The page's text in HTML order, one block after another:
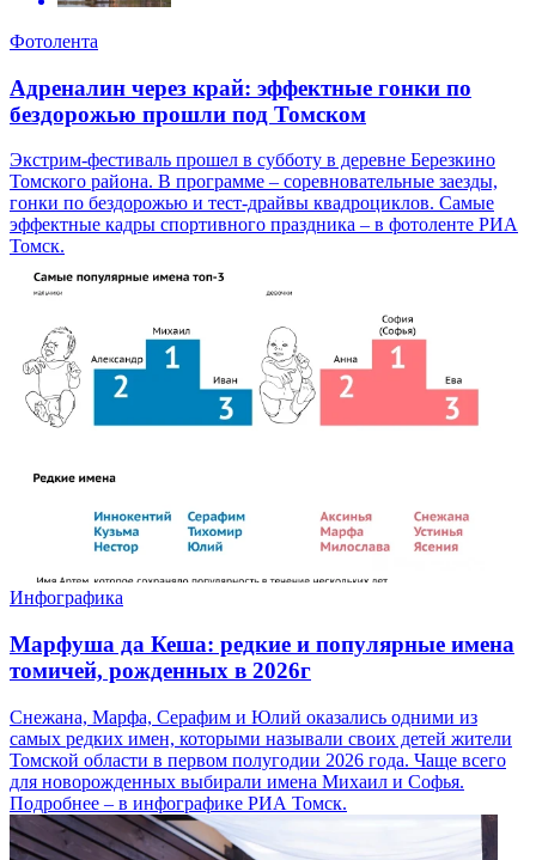
Фотолента
Адреналин через край: эффектные гонки по
бездорожью прошли под Томском
Экстрим-фестиваль прошел в субботу в деревне Березкино
Томского района. В программе – соревновательные заезды,
гонки по бездорожью и тест-драйвы квадроциклов. Самые
эффектные кадры спортивного праздника – в фотоленте РИА
Томск.
Инфографика
Марфуша да Кеша: редкие и популярные имена
томичей, рожденных в 2026г
Снежана, Марфа, Серафим и Юлий оказались одними из
самых редких имен, которыми называли своих детей жители
Томской области в первом полугодии 2026 года. Чаще всего
для новорожденных выбирали имена Михаил и Софья.
Подробнее – в инфографике РИА Томск.